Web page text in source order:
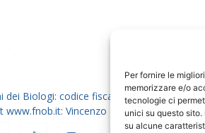
Per fornire le
memorizzare e/o
tecnologie ci
unici su questo
su alcune
dei
dei Biologi: codice fiscale 80069130583
www.fnob.it: Vincenzo D'Anna